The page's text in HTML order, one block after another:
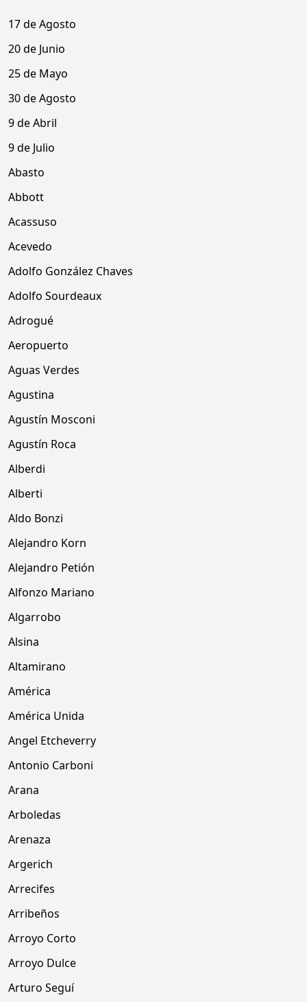
17 de Agosto
20 de Junio
25 de Mayo
30 de Agosto
9 de Abril
9 de Julio
Abasto
Abbott
Acassuso
Acevedo
Adolfo González Chaves
Adolfo Sourdeaux
Adrogué
Aeropuerto
Aguas Verdes
Agustina
Agustín Mosconi
Agustín Roca
Alberdi
Alberti
Aldo Bonzi
Alejandro Korn
Alejandro Petión
Alfonzo Mariano
Algarrobo
Alsina
Altamirano
América
América Unida
Angel Etcheverry
Antonio Carboni
Arana
Arboledas
Arenaza
Argerich
Arrecifes
Arribeños
Arroyo Corto
Arroyo Dulce
Arturo Seguí